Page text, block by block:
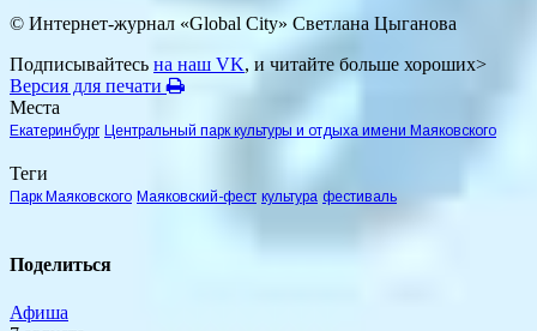
© Интернет-журнал «Global City» Светлана Цыганова
Подписывайтесь на наш VK, и читайте больше хороших>
Версия для печати
Места
Екатеринбург Центральный парк культуры и отдыха имени Маяковского
Теги
Парк Маяковского Маяковский-фест культура фестиваль
Поделиться
Афиша